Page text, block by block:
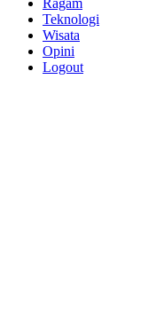
Ragam
Teknologi
Wisata
Opini
Logout